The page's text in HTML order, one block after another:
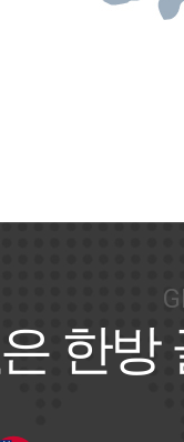
은 한방